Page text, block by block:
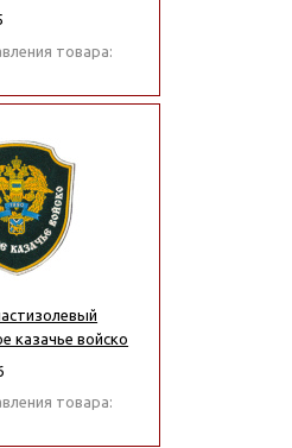
товара:
казачье войско
товара: